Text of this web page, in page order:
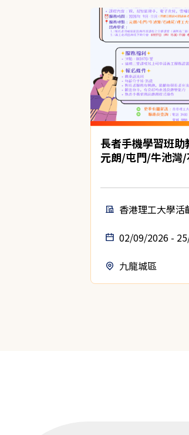
長者手機學習班
元朗/屯門/牛池灣
香港理工大學活
02/09/2026 -
九龍城區